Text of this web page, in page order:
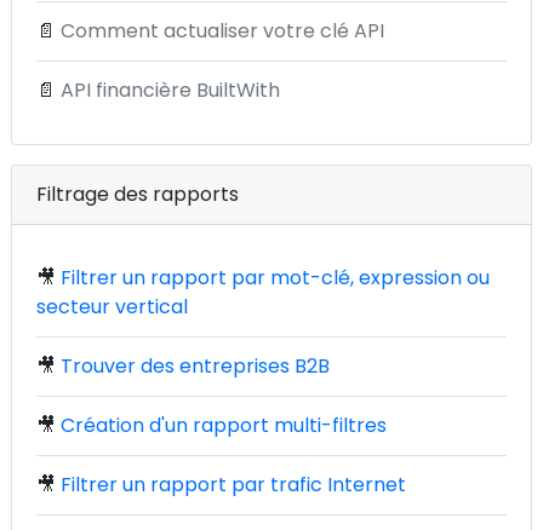
📄 Comment actualiser votre clé API
📄 API financière BuiltWith
Filtrage des rapports
🎥 Filtrer un rapport par mot-clé, expression ou
secteur vertical
🎥 Trouver des entreprises B2B
🎥 Création d'un rapport multi-filtres
🎥 Filtrer un rapport par trafic Internet